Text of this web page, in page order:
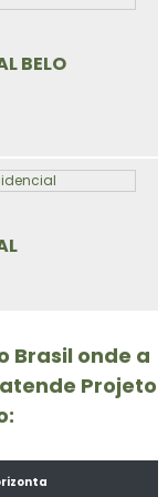
BELO
Brasil onde a
Projeto